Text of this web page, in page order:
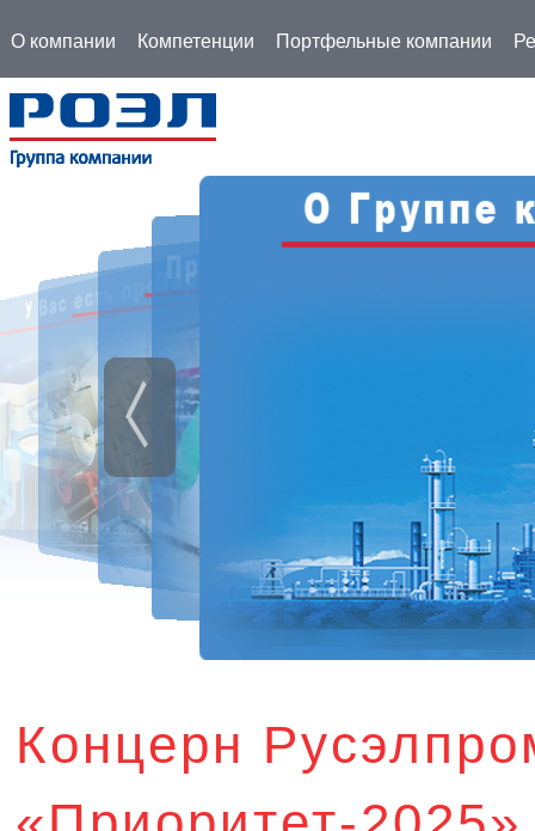
О компании Компетенции Портфельные компании
Концерн